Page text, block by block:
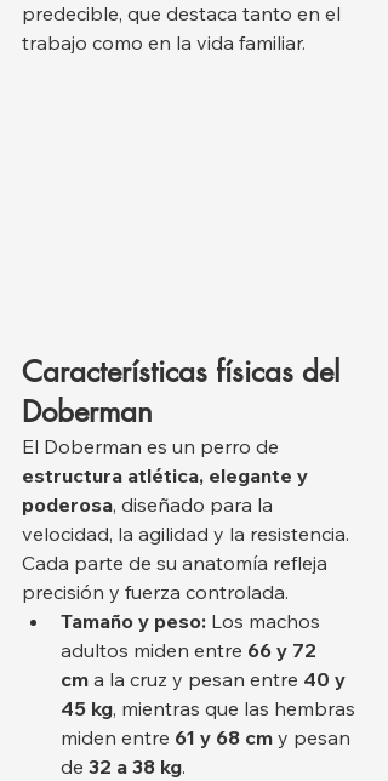
predecible, que destaca tanto en el
trabajo como en la vida familiar.
Características físicas del
Doberman
El Doberman es un perro de
estructura atlética, elegante y
poderosa, diseñado para la
velocidad, la agilidad y la resistencia.
Cada parte de su anatomía refleja
precisión y fuerza controlada.
Tamaño y peso: Los machos
adultos miden entre 66 y 72
cm a la cruz y pesan entre 40 y
45 kg, mientras que las hembras
miden entre 61 y 68 cm y pesan
de 32 a 38 kg.